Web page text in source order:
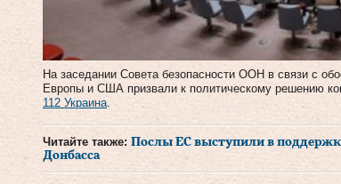
На заседании Совета безопасности ООН в связи с
Европы и США призвали к политическому решению
112 Украина
Читайте также: Послы ЕС выступили в
Донбасса